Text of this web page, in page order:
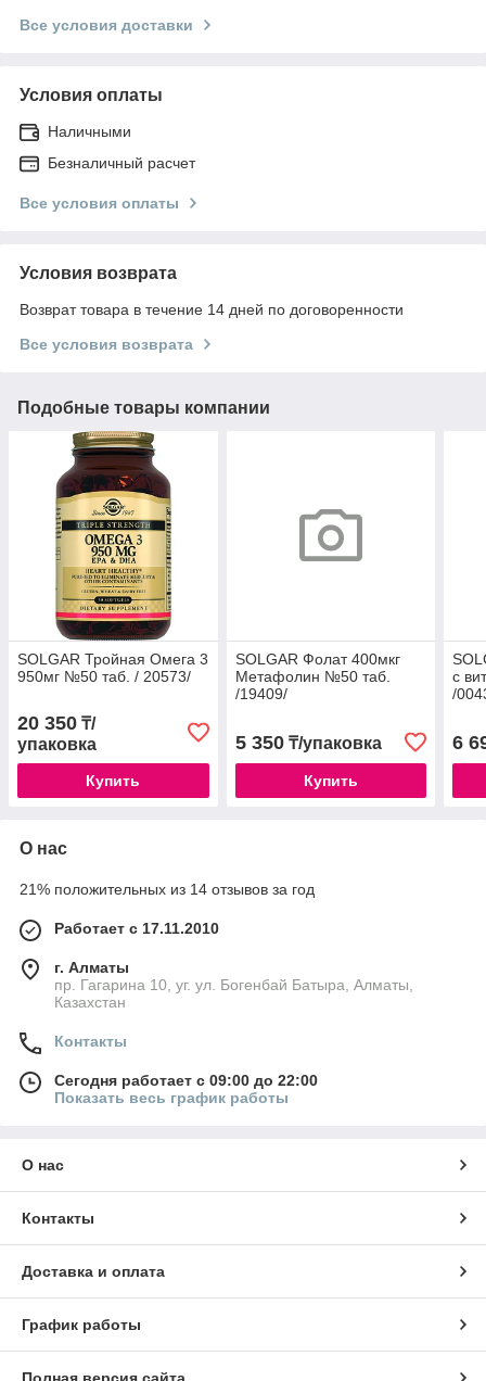
Все условия доставки
Условия оплаты
Наличными
Безналичный расчет
Все условия оплаты
Условия возврата
Возврат товара в течение 14 дней по договоренности
Все условия возврата
Подобные товары компании
SOLGAR Тройная Омега 3
950мг №50 таб. / 20573/
20 350 ₸/
упаковка
Купить
SOLGAR Фолат 400мкг
Метафолин №50 таб.
/19409/
5 350₸/упаковка
Купить
с
/
6
О нас
21% положительных из 14 отзывов за год
Работает с 17.11.2010
г. Алматы
пр. Гагарина 10, уг. ул. Богенбай Батыра, Алматы,
Казахстан
Контакты
Сегодня работает с 09:00 до 22:00
Показать весь график работы
О нас
Контакты
Доставка и оплата
График работы
Полная версия сайта